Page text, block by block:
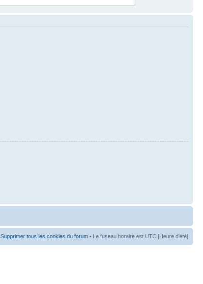
Supprimer tous les cookies du forum • Le fuseau horaire est UTC [Heure d’été]